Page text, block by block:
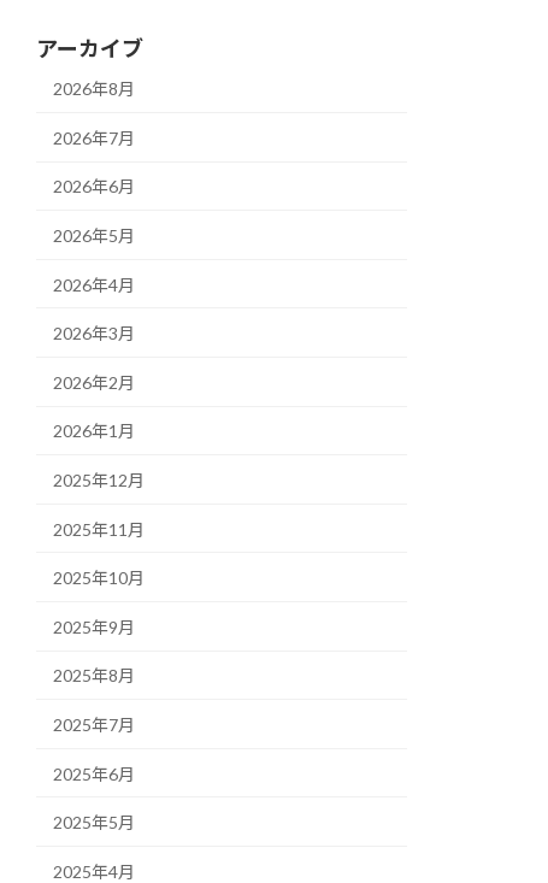
アーカイブ
2026年8月
2026年7月
2026年6月
2026年5月
2026年4月
2026年3月
2026年2月
2026年1月
2025年12月
2025年11月
2025年10月
2025年9月
2025年8月
2025年7月
2025年6月
2025年5月
2025年4月